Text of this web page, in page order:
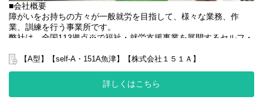
■会社概要
障がいをお持ちの方々が一般就労を目指して、様々な業務、作
業、訓練を行う事業所です。
弊社は、全国113拠点※で福祉・就労支援事業を展開するセルフ・
グループ全体で培った豊富なノウハウとネットワークを活かし、
弊社グループでは2つのパターンの事業所を全国に展開をさせて頂
【A型】【self-A・151A魚津】【株式会社１５１Ａ】
詳しくはこちら